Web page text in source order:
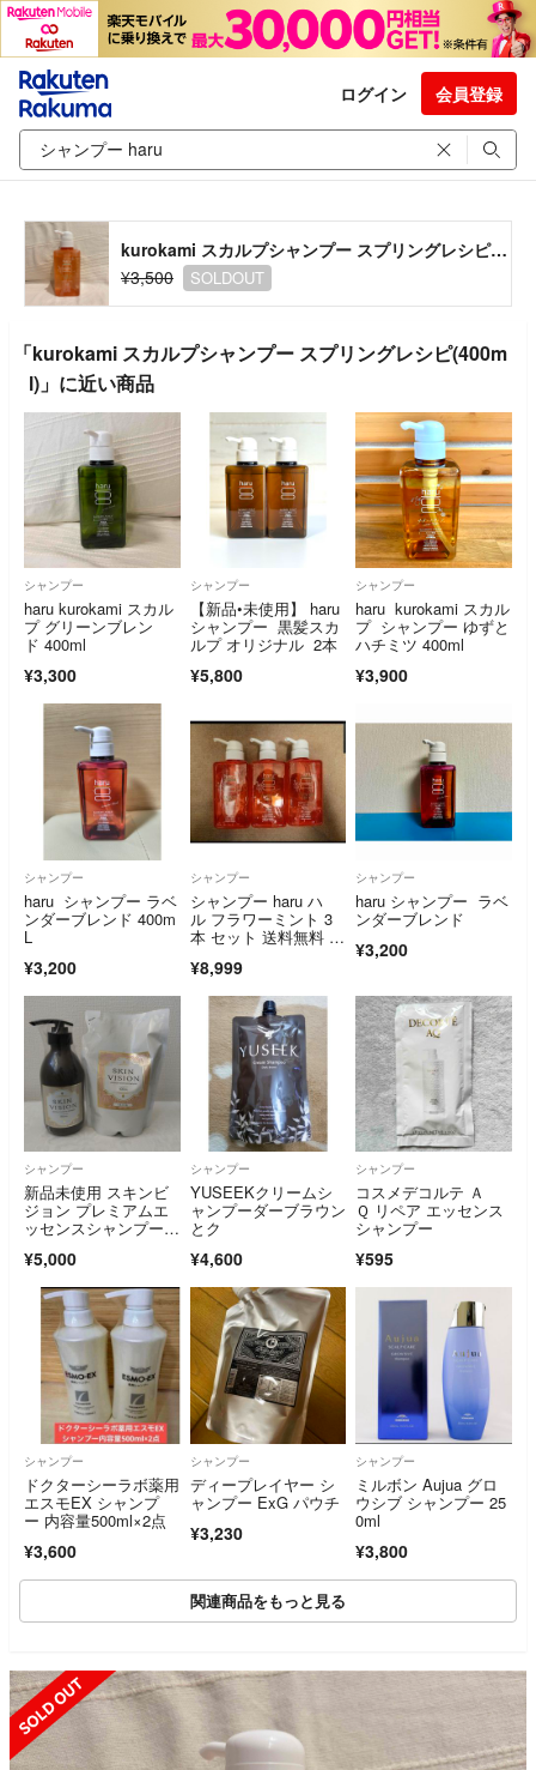
ログイン 会員登録
kurokami スカルプシャンプー スプリングレシピ(400ml)
¥3,500
SOLDOUT
「kurokami スカルプシャンプー スプリングレシピ(400m
l)」に近い商品
シャンプー
haru kurokami スカル
プ グリーンブレン
ド 400ml
¥3,300
シャンプー
【新品•未使用】 haru
シャンプー 黒髪スカ
ルプ オリジナル 2本
¥5,800
シャンプー
haru kurokami スカル
プ シャンプー ゆずと
ハチミツ 400ml
¥3,900
シャンプー
haru シャンプー ラベ
ンダーブレンド 400m
L
¥3,200
シャンプー
シャンプー haru ハ
ル フラワーミント 3
本 セット 送料無料 新
¥8,999
シャンプー
haru シャンプー ラベ
ンダーブレンド
¥3,200
シャンプー
新品未使用 スキンビ
ジョン プレミアムエ
ッセンスシャンプー＋
パック Vシャンプー0
2 フロレゾン製薬
¥5,000
シャンプー
YUSEEKクリームシ
ャンプーダーブラウン
とク
¥4,600
シャンプー
コスメデコルテ Ａ
Ｑ リペア エッセンス
シャンプー
¥595
シャンプー
ドクターシーラボ薬用
エスモEX シャンプ
ー 内容量500ml×2点
¥3,600
シャンプー
ディープレイヤー シ
ャンプー ExG パウチ
¥3,230
シャンプー
ミルボン Aujua グロ
ウシブ シャンプー 25
0ml
¥3,800
関連商品をもっと見る
SOLD OUT